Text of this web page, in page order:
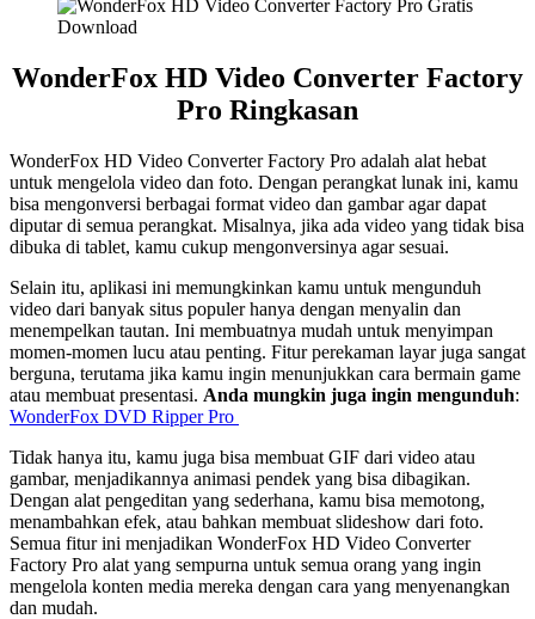
WonderFox HD Video Converter Factory
Pro Ringkasan
WonderFox HD Video Converter Factory Pro adalah alat hebat
untuk mengelola video dan foto. Dengan perangkat lunak ini, kamu
bisa mengonversi berbagai format video dan gambar agar dapat
diputar di semua perangkat. Misalnya, jika ada video yang tidak bisa
dibuka di tablet, kamu cukup mengonversinya agar sesuai.
Selain itu, aplikasi ini memungkinkan kamu untuk mengunduh
video dari banyak situs populer hanya dengan menyalin dan
menempelkan tautan. Ini membuatnya mudah untuk menyimpan
momen-momen lucu atau penting. Fitur perekaman layar juga sangat
berguna, terutama jika kamu ingin menunjukkan cara bermain game
atau membuat presentasi. Anda mungkin juga ingin mengunduh:
WonderFox DVD Ripper Pro
Tidak hanya itu, kamu juga bisa membuat GIF dari video atau
gambar, menjadikannya animasi pendek yang bisa dibagikan.
Dengan alat pengeditan yang sederhana, kamu bisa memotong,
menambahkan efek, atau bahkan membuat slideshow dari foto.
Semua fitur ini menjadikan WonderFox HD Video Converter
Factory Pro alat yang sempurna untuk semua orang yang ingin
mengelola konten media mereka dengan cara yang menyenangkan
dan mudah.